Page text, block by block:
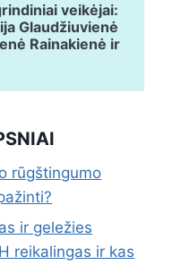
veikėjai:
Glaudžiuvienė
Rainakienė ir
rūgštingumo
ir geležies
reikalingas ir kas